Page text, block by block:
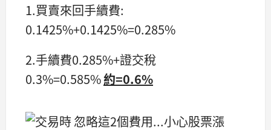
1.買賣來回手續費:
0.1425%+0.1425%=0.285%
2.手續費0.285%+證交稅
0.3%=0.585%約=0.6%